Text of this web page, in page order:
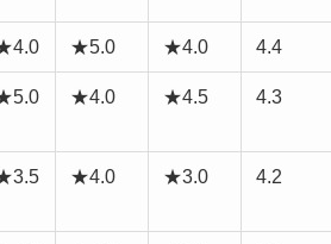
★5.0 ★4.0 4.4
★4.0 ★4.5 4.3
★4.0 ★3.0 4.2